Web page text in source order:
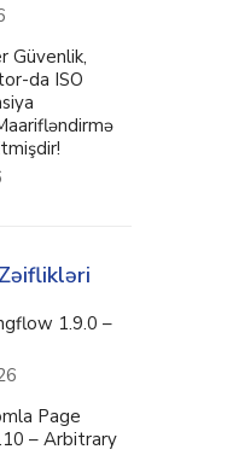
Güvenlik,
da ISO
1.9.0 –
Page
– Arbitrary